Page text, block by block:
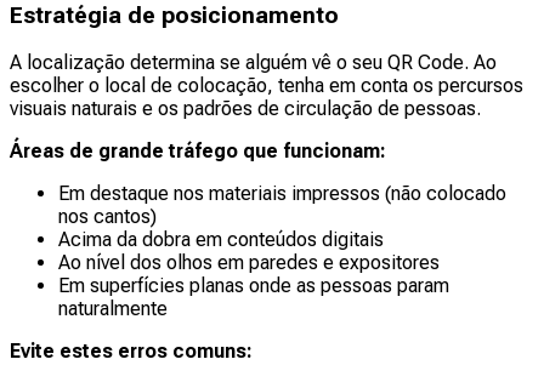
Estratégia de posicionamento
A localização determina se alguém vê o seu QR Code. Ao
escolher o local de colocação, tenha em conta os percursos
visuais naturais e os padrões de circulação de pessoas.
Áreas de grande tráfego que funcionam:
Em destaque nos materiais impressos (não colocado
nos cantos)
Acima da dobra em conteúdos digitais
Ao nível dos olhos em paredes e expositores
Em superfícies planas onde as pessoas param
naturalmente
Evite estes erros comuns: